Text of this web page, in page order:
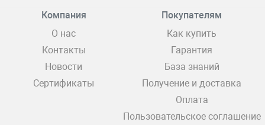
Компания
О нас
Контакты
Новости
Сертификаты
Покупателям
Как купить
Гарантия
База знаний
Получение и доставка
Оплата
Пользовательское соглашение